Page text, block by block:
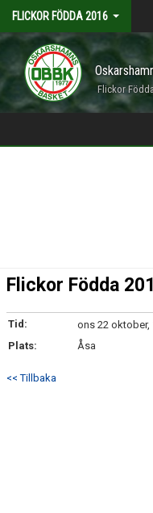
FLICKOR FÖDDA 2016
Flickor
Flickor Födda
Tid:
ons 22 oktober,
Plats:
Åsa
<< Tillbaka